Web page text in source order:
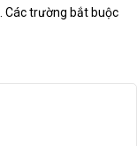
Các trường bắt buộc